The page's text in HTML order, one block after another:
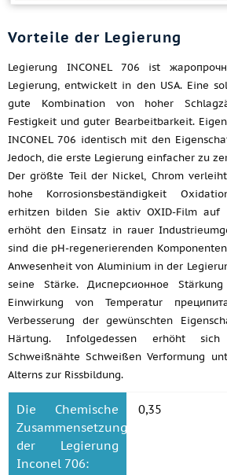
Vorteile der Legierung
Legierung INCONEL 706 ist
Legierung, entwickelt in den USA. Eine
gute Kombination von hoher
Festigkeit und guter Bearbeitbarkeit.
INCONEL 706 identisch mit den
Jedoch, die erste Legierung einfacher zu
Der größte Teil der Nickel, Chrom
hohe Korrosionsbeständigkeit
erhitzen bilden Sie aktiv OXID-Film auf
erhöht den Einsatz in rauer
sind die pH-regenerierenden
Anwesenheit von Aluminium in der
seine Stärke. Дисперсионное
Einwirkung von Temperatur
Verbesserung der gewünschten
Härtung. Infolgedessen erhöht
Schweißnähte Schweißen Verformung
Alterns zur Rissbildung.
Die Chemische
Zusammensetzung
der Legierung
Inconel 706:
0,35